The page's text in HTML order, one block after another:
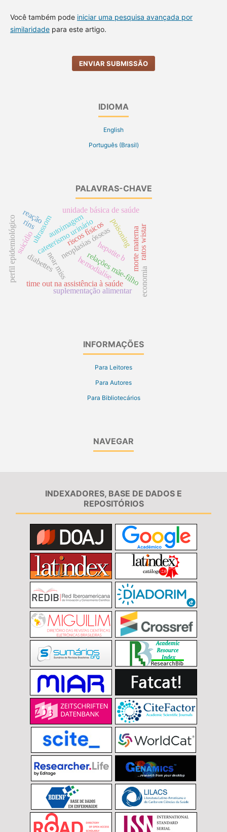
Você também pode iniciar uma pesquisa avançada por
similaridadepara este artigo.
ENVIAR SUBMISSÃO
IDIOMA
English
Português (Brasil)
PALAVRAS-CHAVE
hepatite b
neoplasias ósseaspoisoning
ultrassom
cateterismo urinário
near miss
time out na assistência à saúde
relações mãe-filho
riscos físicos
unidade básica de saúde
autoimagem
morte materna
perfil epidemiológico economia
suicídio
reação
diabettes hemodialíse
ratos wistar
rins
suplementação alimentar
INFORMAÇÕES
Para Leitores
Para Autores
Para Bibliotecários
NAVEGAR
INDEXADORES, BASE DE DADOS E
REPOSITÓRIOS